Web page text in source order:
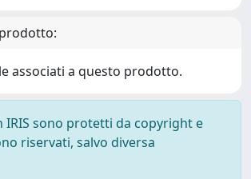
associati a questo prodotto.
IRIS sono protetti da copyright e
riservati, salvo diversa